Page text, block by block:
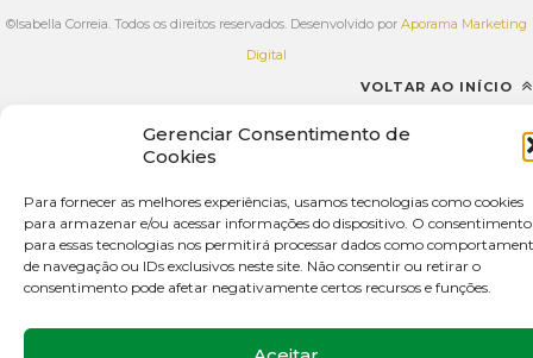
Gerenciar Consentimento de
Cookies
Para fornecer as melhores experiências, usamos tecnologias como cookies
para armazenar e/ou acessar informações do dispositivo. O consentimento
para essas tecnologias nos permitirá processar dados como
de navegação ou IDs exclusivos neste site. Não consentir ou retirar o
consentimento pode afetar negativamente certos recursos e funções.
©Isabella Correia. Todos os direitos reservados. Desenvolvido por Aporama Marketing
Digital
VOLTAR AO INÍCIO